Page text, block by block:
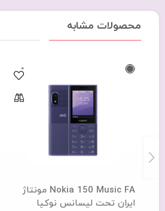
محصولات مشابه
Nokia 150 Music FA مونتاژ
ایران تحت لیسانس نوکیا
0